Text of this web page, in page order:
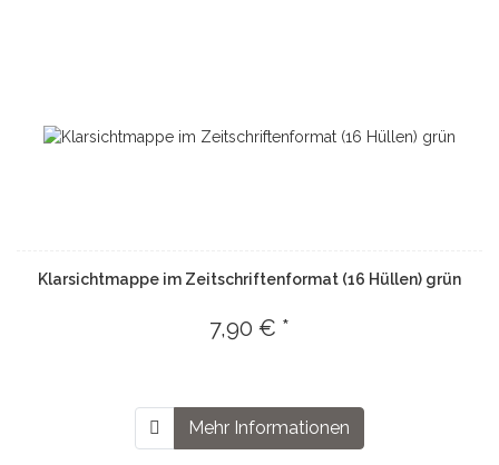
Klarsichtmappe im Zeitschriftenformat (16 Hüllen) grün
7,90 € *
Mehr Informationen